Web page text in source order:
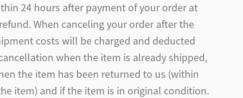
24 hours after payment of your order at
When canceling your order after the
costs will be charged and deducted
when the item is already shipped,
the item has been returned to us (within
item) and if the item is in original condition.